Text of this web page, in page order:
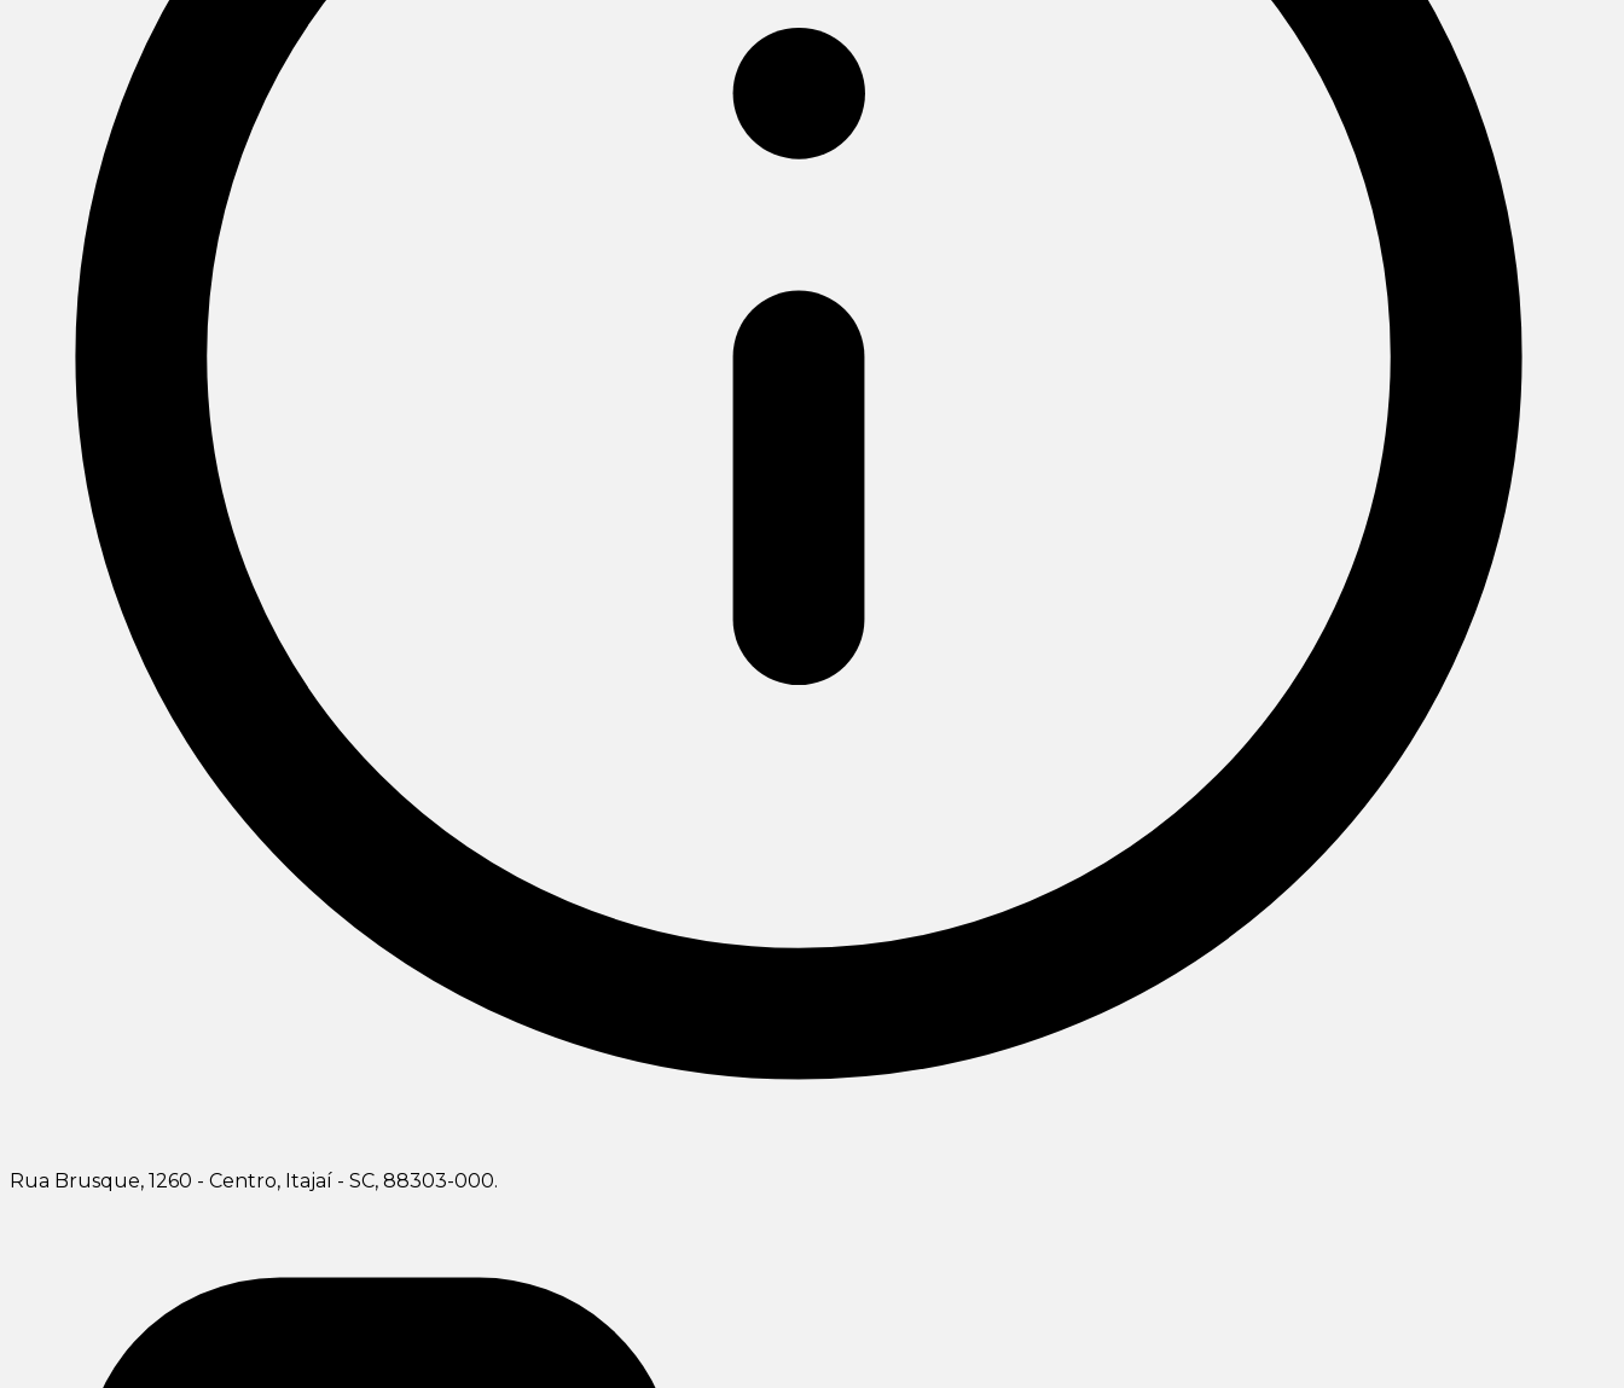
Rua Brusque, 1260 - Centro, Itajaí - SC, 88303-000.